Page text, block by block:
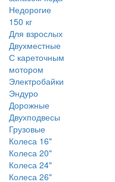
Недорогие
150 кг
Для взрослых
Двухместные
С кареточным
мотором
Электробайки
Эндуро
Дорожные
Двухподвесы
Грузовые
Колеса 16"
Колеса 20"
Колеса 24"
Колеса 26"